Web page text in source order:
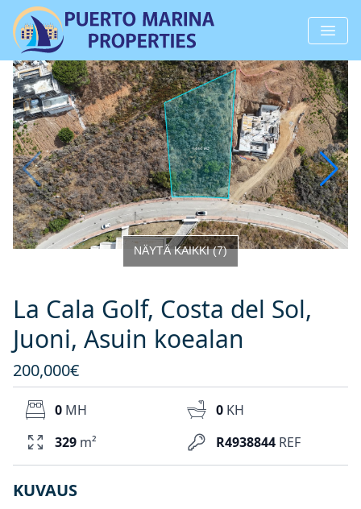
NÄYTÄ KAIKKI(7)
La Cala Golf, Costa del Sol,
Juoni, Asuin koealan
200,000€
R4938844 REF
0 MH 0 KH
329 m²
KUVAUS